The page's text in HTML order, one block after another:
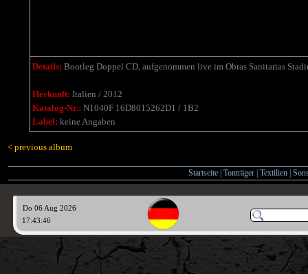
Details: Bootleg Doppel CD, aufgenommen live im Obras Sanitarias
Herkunft: Italien / 2012
Katalog-Nr.: N1040F 16D8015262D1 / 1B2
Label: keine Angaben
< previous album
Startseite Tonträger Textilien
Do 06 Aug 2026
17:43:47